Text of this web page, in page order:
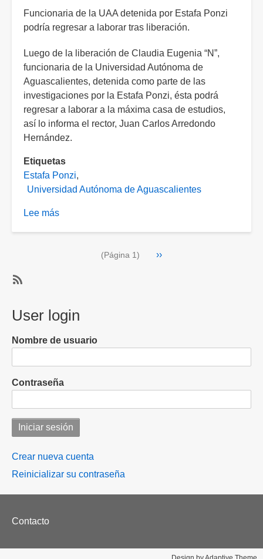
por
amenazas
Funcionaria de la UAA detenida por Estafa Ponzi
podría regresar a laborar tras liberación.
Luego de la liberación de Claudia Eugenia “N”,
funcionaria de la Universidad Autónoma de
Aguascalientes, detenida como parte de las
investigaciones por la Estafa Ponzi, ésta podrá
regresar a laborar a la máxima casa de estudios,
así lo informa el rector, Juan Carlos Arredondo
Hernández.
Etiquetas
Estafa Ponzi
Universidad Autónoma de Aguascalientes
Lee más
Estafa
Ponzi
podría
a
laborar
liberación
(Página 1)
Siguiente
››
a
Universidad
Autónoma
de
Aguascalientes
User login
Nombre de usuario
Contraseña
Crear nueva cuenta
Reinicializar su contraseña
Footer
Contacto